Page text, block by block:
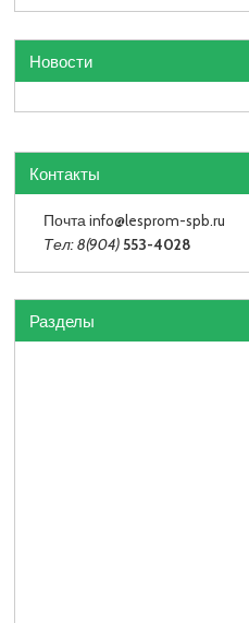
Новости
Контакты
Почта info@lesprom-spb.ru
Тел: 8(904) 553-4028
Разделы